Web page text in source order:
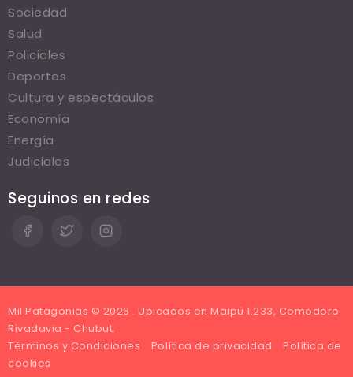
Sociedad
Salud
Policiales
Deportes
Cultura y espectáculos
Economía
Energía
Judiciales
Seguinos en redes
Mil Patagonias © 2026 . Ubicados en Maipú 1.233, Comodoro
Rivadavia - Chubut.
Términos y Condiciones
Política de privacidad
Política de
cookies